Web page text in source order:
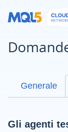
Generale
Gli agenti